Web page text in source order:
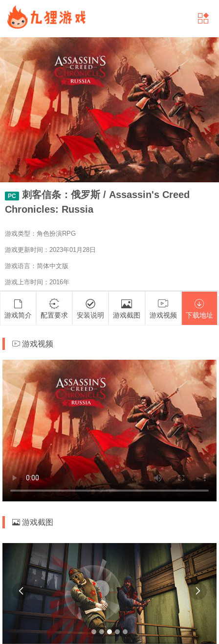
PC
刺客信条：俄罗斯 / Assassin's Creed
Chronicles: Russia
游戏类型：角色扮演RPG
游戏更新时间：2023年01月28日
游戏语言：简体中文版
游戏上市时间：2016年
游戏简介 配置要求 安装说明 游戏截图 游戏视频 下载地址
游戏视频
游戏截图
 